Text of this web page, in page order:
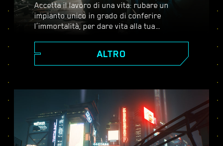
Accetta il lavoro di una vita: rubare un
impianto unico in grado di conferire
l’immortalità, per dare vita alla tua
influenzano la storia e le persone attorno a
te. Accetta una serie di incarichi per
cyberpunk leggendario mentre scopri i
misteri legati al prezioso impianto che tutti
stanno disperatamente cercando di
ottenere.
ALTRO